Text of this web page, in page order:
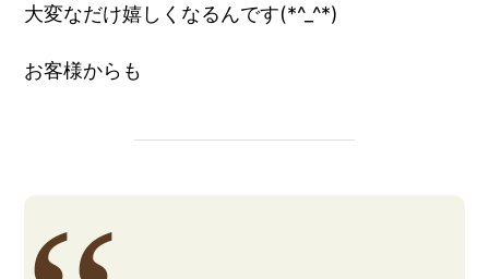
大変なだけ嬉しくなるんです(*^_^*)
お客様からも